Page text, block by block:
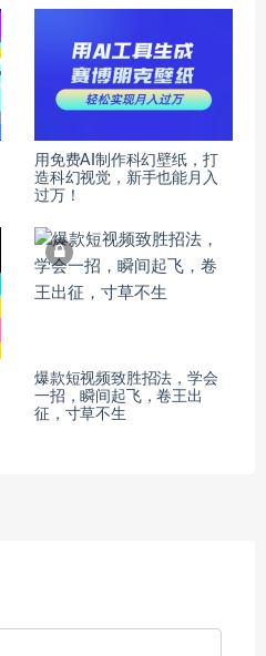
用免费AI制作科幻壁纸，打
造科幻视觉，新手也能月入
过万！
爆款短视频致胜招法，学会
一招，瞬间起飞，卷王出
征，寸草不生